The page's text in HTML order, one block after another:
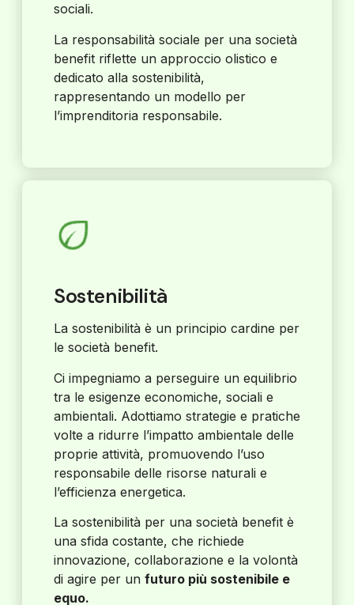
sociali.
La responsabilità sociale per una società
benefit riflette un approccio olistico e
dedicato alla sostenibilità,
rappresentando un modello per
l’imprenditoria responsabile.
Sostenibilità
La sostenibilità è un principio cardine per
le società benefit.
Ci impegniamo a perseguire un equilibrio
tra le esigenze economiche, sociali e
ambientali. Adottiamo strategie e pratiche
volte a ridurre l’impatto ambientale delle
proprie attività, promuovendo l’uso
responsabile delle risorse naturali e
l’efficienza energetica.
La sostenibilità per una società benefit è
una sfida costante, che richiede
innovazione, collaborazione e la volontà
di agire per un futuro più sostenibile e
equo.